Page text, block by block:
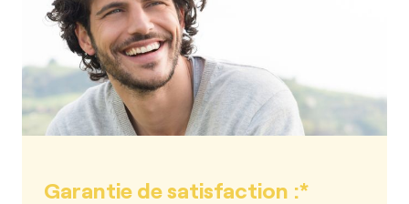
Garantie de satisfaction :*